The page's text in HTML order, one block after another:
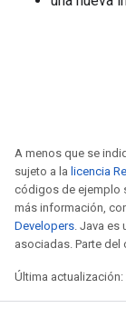
A menos que se
sujeto a la licencia
códigos de ejemplo
más información,
Developers. Java es
asociadas. Parte del
Última actualización: